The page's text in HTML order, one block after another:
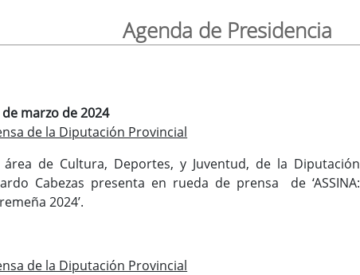
Agenda de Presidencia
marzo de 2024
de la Diputación Provincial
de Cultura, Deportes, y Juventud, de la Diputación
Cabezas presenta en rueda de prensa de ‘ASSINA:
2024’.
de la Diputación Provincial